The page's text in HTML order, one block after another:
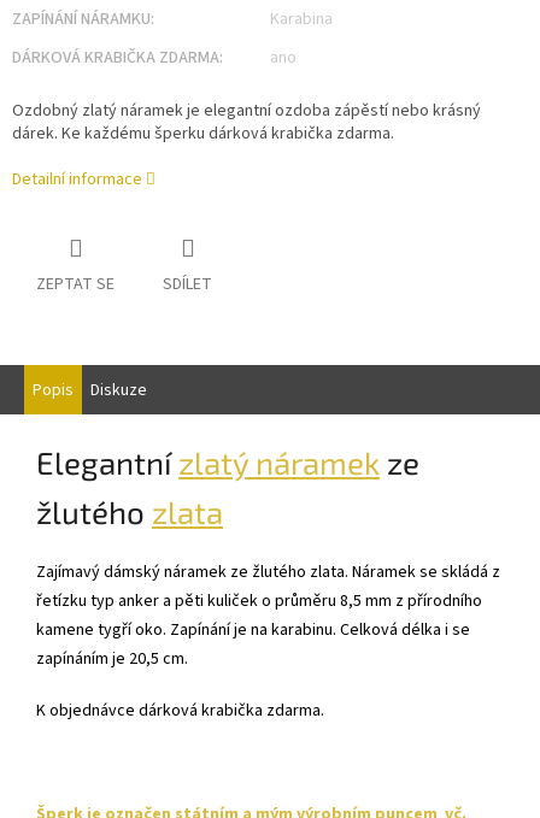
ZAPÍNÁNÍ NÁRAMKU:
Karabina
DÁRKOVÁ KRABIČKA ZDARMA: ano
Ozdobný zlatý náramek je elegantní ozdoba zápěstí nebo krásný
dárek. Ke každému šperku dárková krabička zdarma.
Detailní informace
ZEPTAT SE SDÍLET
Popis Diskuze
Elegantnízlatý náramek ze
žlutého zlata
Zajímavý dámský náramek ze žlutého zlata. Náramek se skládá z
řetízku typ anker a pěti kuliček o průměru 8,5 mm z přírodního
kamene tygří oko. Zapínání je na karabinu. Celková délka i se
zapínáním je 20,5 cm.
K objednávce dárková krabička zdarma.